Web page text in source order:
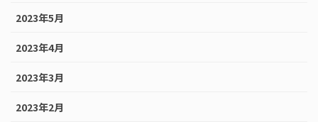
2023年5月
2023年4月
2023年3月
2023年2月